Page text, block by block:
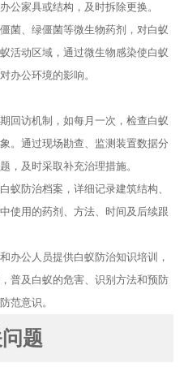
公家具或结构，及时拆除更换。
菌、绿僵菌等微生物药剂，对白蚁
活动区域，通过微生物感染使白蚁
办公环境的影响。
回访机制，如每月一次，检查白蚁
。通过现场勘查、监测装置数据分
，及时采取补充治理措施。
蚁防治档案，详细记录建筑结构、
使用的药剂、方法、时间及后续跟
办公人员提供白蚁防治知识培训，
普及白蚁的危害、识别方法和预防
范意识。
题